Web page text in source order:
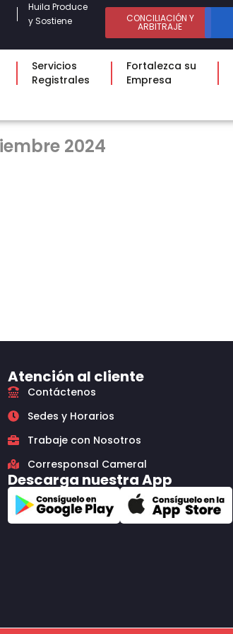
Huila Produce
y Sostiene
CONCILIACIÓN Y
ARBITRAJE
Servicios
Registrales
Fortalezca su
Empresa
2024
Atención al cliente
Contáctenos
Sedes y Horarios
Trabaje con Nosotros
Corresponsal Cameral
Descarga nuestra App